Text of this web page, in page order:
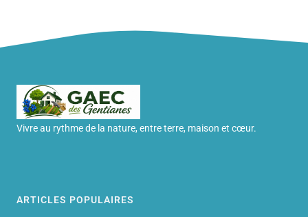
Vivre au rythme de la nature, entre terre, maison et cœur.
ARTICLES POPULAIRES